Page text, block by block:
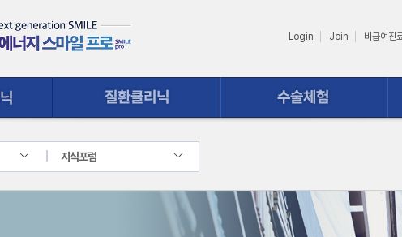
수술체험 상담ㆍ예약
지식포럼
Login Join 비급여진